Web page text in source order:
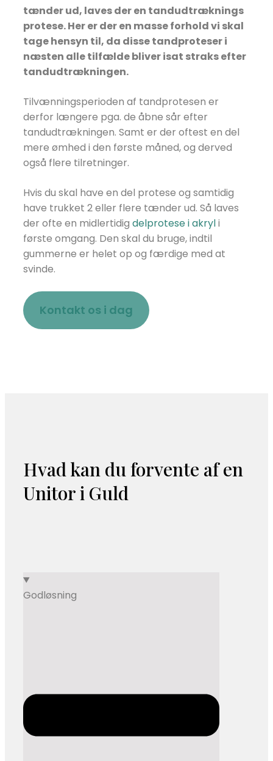
tænder ud, laves der en tandudtræknings
protese. Her er der en masse forhold vi skal
tage hensyn til, da disse tandproteser i
næsten alle tilfælde bliver isat straks efter
tandudtrækningen.
Tilvænningsperioden af tandprotesen er
derfor længere pga. de åbne sår efter
tandudtrækningen. Samt er der oftest en del
mere ømhed i den første måned, og derved
også flere tilretninger.
Hvis du skal have en del protese og samtidig
have trukket 2 eller flere tænder ud. Så laves
der ofte en midlertidig delprotese i akryli
første omgang. Den skal du bruge, indtil
gummerne er helet op og færdige med at
svinde.
Kontakt os i dag
​Hvad kan du forvente af en
Unitor i Guld
​​God​løsning​